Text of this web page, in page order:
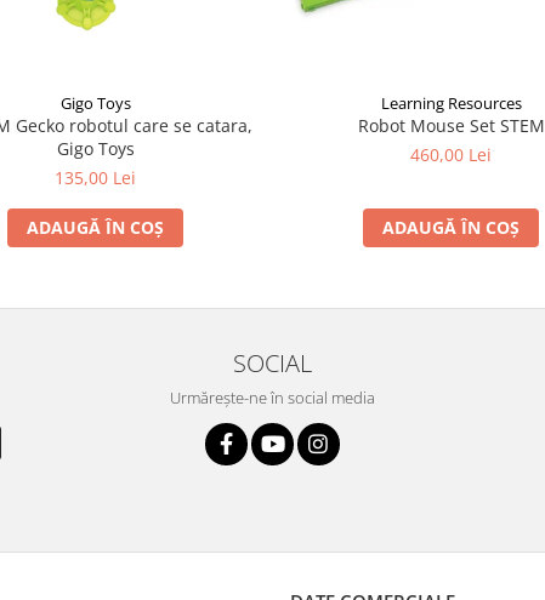
Gigo Toys
Gecko robotul care se catara,
Gigo Toys
135,00 Lei
ADAUGĂ ÎN COȘ
Learning Resources
Robot Mouse Set STEM
460,00 Lei
ADAUGĂ ÎN COȘ
SOCIAL
Urmărește-ne în social media